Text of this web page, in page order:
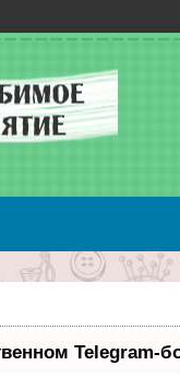
Telegram-